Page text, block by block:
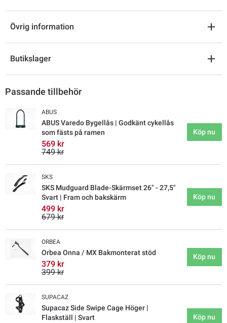
Övrig information
Butikslager
Passande tillbehör
ABUS
ABUS Varedo Bygellås | Godkänt cykellås
som fästs på ramen
569 kr
749 kr
Köp nu
SKS
SKS Mudguard Blade-Skärmset 26" - 27,5"
Svart | Fram och bakskärm
499 kr
679 kr
Köp nu
ORBEA
Orbea Onna / MX Bakmonterat stöd
379 kr
399 kr
Köp nu
SUPACAZ
Supacaz Side Swipe Cage Höger |
Flaskställ | Svart
Köp nu